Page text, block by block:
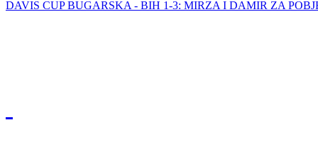
DAVIS CUP BUGARSKA - BIH 1-3: MIRZA I DAMIR ZA